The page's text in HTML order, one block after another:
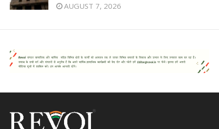
AUGUST 7, 2026